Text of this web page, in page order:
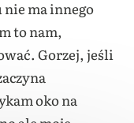
nie ma innego
to nam,
Gorzej, jeśli
oko na